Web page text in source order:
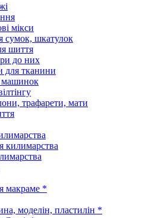
мікси
сумок, шкатулок
шиття
до них
для тканини
трафарети, мати
килимарства
макраме *
моделін, пластилін *